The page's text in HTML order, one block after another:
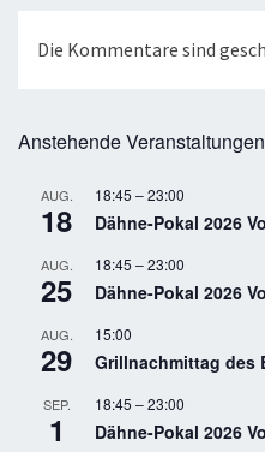
Die Kommentare sind
Anstehende Veranstaltungen
AUG.
18
18:45 –23:00
Dähne-Pokal 2026
AUG.
25
18:45 –23:00
Dähne-Pokal 2026
AUG.
29
15:00
Grillnachmittag des
SEP.
1
18:45 –23:00
Dähne-Pokal 2026